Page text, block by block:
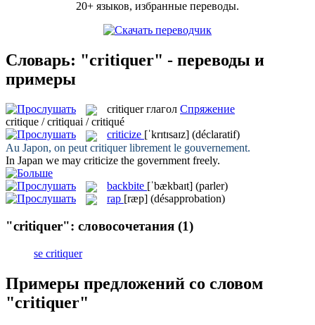
20+ языков, избранные переводы.
Словарь: "critiquer" - переводы и
примеры
critiquer глагол Спряжение
critique / critiquai / critiqué
criticize [ˈkrɪtɪsaɪz] (déclaratif)
Au Japon, on peut critiquerlibrement le gouvernement.
In Japan we may criticize the government freely.
backbite [ˈbækbaɪt] (parler)
rap [ræp] (désapprobation)
"critiquer": словосочетания (1)
se critiquer
Примеры предложений со словом
"critiquer"